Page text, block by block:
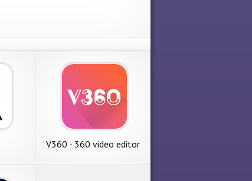
V360 - 360 video editor